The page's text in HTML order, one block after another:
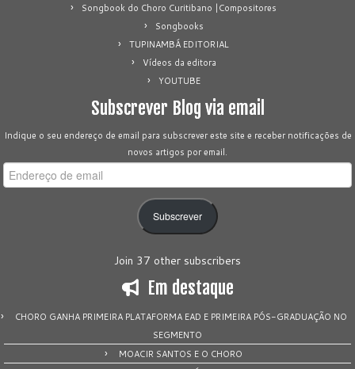
Songbook do Choro Curitibano |Compositores
Songbooks
TUPINAMBÁ EDITORIAL
Vídeos da editora
YOUTUBE
Subscrever Blog via email
Indique o seu endereço de email para subscrever este site e receber notificações de
novos artigos por email.
Endereço
de
Subscrever
Join 37 other subscribers
Em destaque
CHORO GANHA PRIMEIRA PLATAFORMA EAD E PRIMEIRA PÓS-GRADUAÇÃO NO
SEGMENTO
MOACIR SANTOS E O CHORO